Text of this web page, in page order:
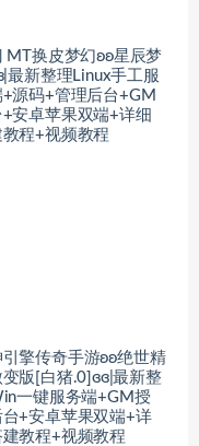
MT换皮梦幻ʚʚ星辰梦
最新整理Linux手工服
源码+管理后台+GM
+安卓苹果双端+详细
程+视频教程
擎传奇手游ʚʚ绝世精
版[白猪.0]ɞɞ|最新整
一键服务端+GM授
+安卓苹果双端+详
教程+视频教程